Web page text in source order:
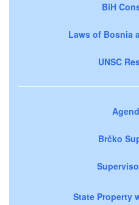
BiH
Laws of Bosnia
UNSC
Brčko
State Property